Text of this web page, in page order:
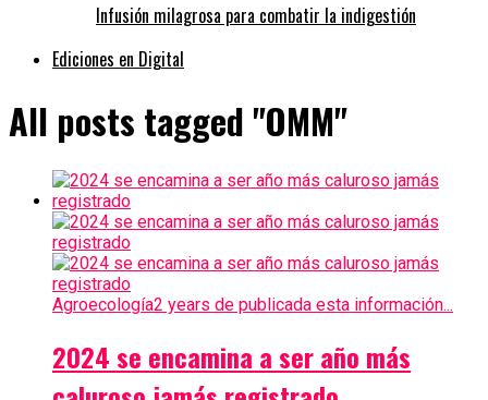
Infusión milagrosa para combatir la indigestión
Ediciones en Digital
All posts tagged "OMM"
Agroecología2 years de publicada esta información...
2024 se encamina a ser año más